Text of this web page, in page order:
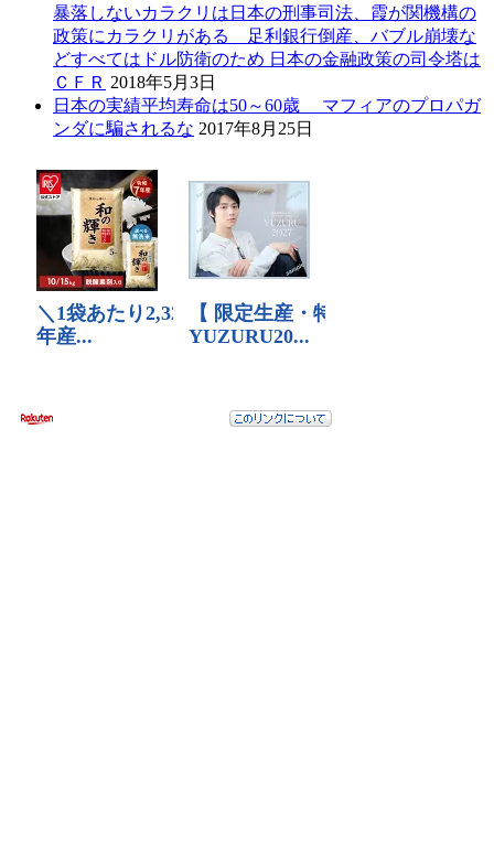
暴落しないカラクリは日本の刑事司法、霞が関機構の
政策にカラクリがある 足利銀行倒産、バブル崩壊な
どすべてはドル防衛のため 日本の金融政策の司令塔は
ＣＦＲ 2018年5月3日
日本の実績平均寿命は50～60歳 マフィアのプロパガ
ンダに騙されるな 2017年8月25日